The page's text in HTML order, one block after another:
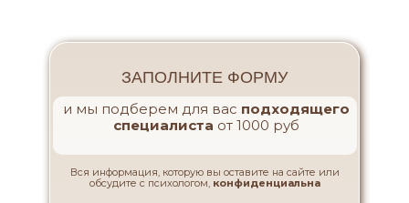
и мы подберем для вас подходящего
специалиста от 1000 руб
ЗАПОЛНИТЕ ФОРМУ
Вся информация, которую вы оставите на сайте или
обсудите с психологом, конфиденциальна